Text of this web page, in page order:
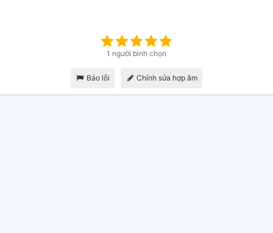
1 người bình chọn
Báo lỗi Chỉnh sửa hợp âm